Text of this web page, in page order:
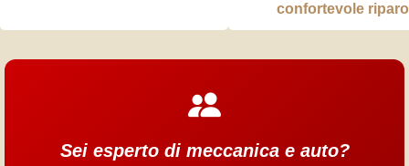
confortevole riparo
Sei esperto di meccanica e auto?